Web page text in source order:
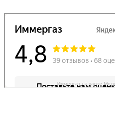
Иммергаз на карте